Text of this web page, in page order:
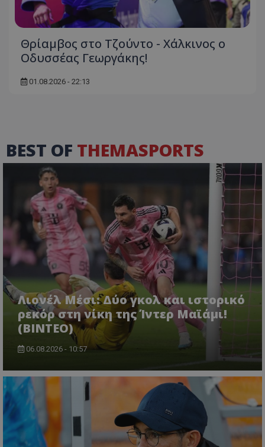
Θρίαμβος στο Τζούντο - Χάλκινος ο
Οδυσσέας Γεωργάκης!
01.08.2026 - 22:13
BEST OF THEMASPORTS
Λιονέλ Μέσι: Δύο γκολ και ιστορικό
ρεκόρ στη νίκη της Ίντερ Μαϊάμι!
(ΒΙΝΤΕΟ)
06.08.2026 - 10:57